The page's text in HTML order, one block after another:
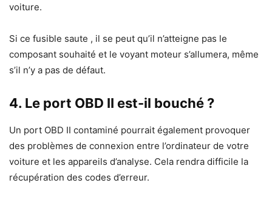
voiture.
Si ce fusible saute , il se peut qu’il n’atteigne pas le
composant souhaité et le voyant moteur s’allumera, même
s’il n’y a pas de défaut.
4. Le port OBD II est-il bouché ?
Un port OBD II contaminé pourrait également provoquer
des problèmes de connexion entre l’ordinateur de votre
voiture et les appareils d’analyse. Cela rendra difficile la
récupération des codes d’erreur.